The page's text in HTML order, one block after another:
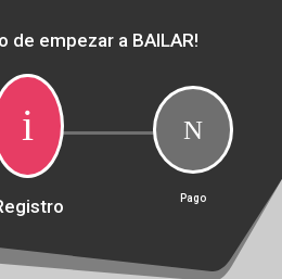
de empezar a BAILAR!
i N
Pago